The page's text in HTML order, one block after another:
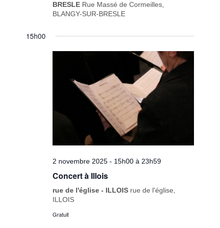
BRESLE Rue Massé de Cormeilles,
BLANGY-SUR-BRESLE
15h00
2 novembre 2025 - 15h00 à 23h59
Concert à Illois
rue de l'église - ILLOIS rue de l'église,
ILLOIS
Gratuit